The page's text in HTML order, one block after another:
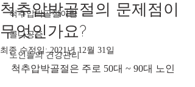
척추압박골절이란
골다공증
노인들의 건강관리
척추압박골절의 문제점이
무엇인가요?
최종 수정일:2021년 12월 31일
척추압박골절은 주로 50대 ~ 90대 노인